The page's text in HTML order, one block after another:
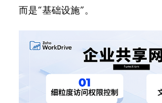
而是“基础设施”。